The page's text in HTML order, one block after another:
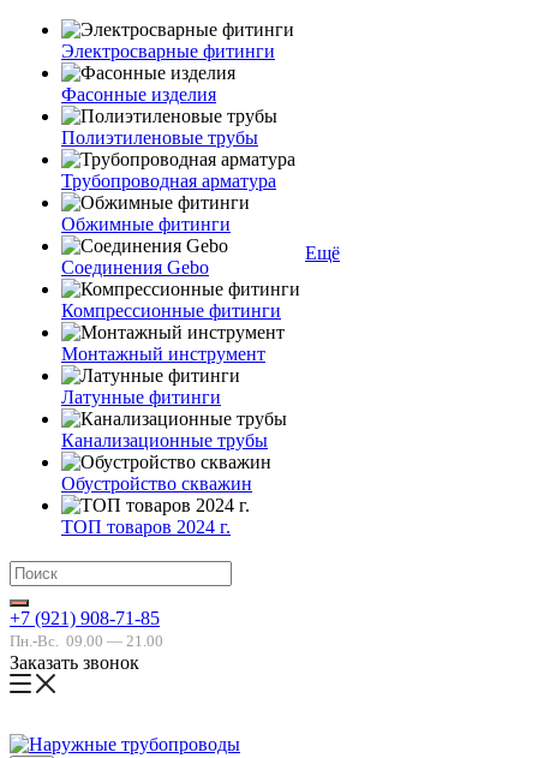
Электросварные фитинги
Фасонные изделия
Полиэтиленовые трубы
Трубопроводная арматура
Обжимные фитинги
Соединения Gebo
Компрессионные фитинги
Монтажный инструмент
Латунные фитинги
Канализационные трубы
Обустройство скважин
ТОП товаров 2024 г.
Ещё
+7 (921) 908-71-85
Пн.-Вс. 09.00 — 21.00
Заказать звонок